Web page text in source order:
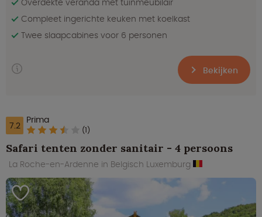
Overdekte veranda met tuinmeubilair
Compleet ingerichte keuken met koelkast
Twee slaapcabines voor 6 personen
Bekijken
7.2 Prima
(1)
Safari tenten zonder sanitair - 4 persoons
La Roche-en-Ardenne in Belgisch Luxemburg